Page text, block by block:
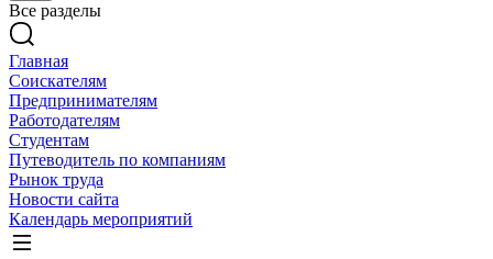
Все разделы
Главная
Соискателям
Предпринимателям
Работодателям
Студентам
Путеводитель по компаниям
Рынок труда
Новости сайта
Календарь мероприятий